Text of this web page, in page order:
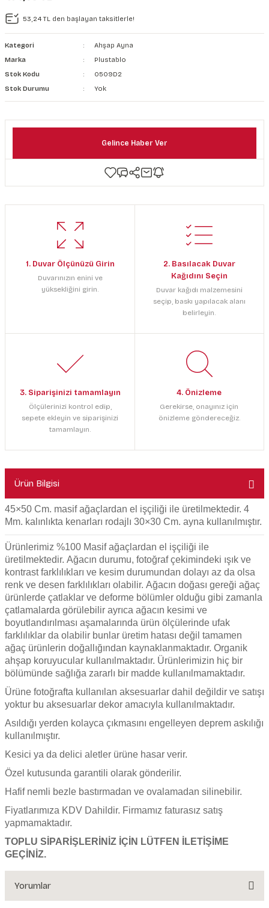
Duvar Kanvası
53,24 TL den başlayan taksitlerle!
Kategori
Ahşap Ayna
Marka
Plustablo
Stok Kodu
0509D2
Stok Durumu
Yok
Gelince Haber Ver
1. Duvar Ölçünüzü Girin
Duvarınızın enini ve
yüksekliğini girin.
2. Basılacak Duvar
Kağıdını Seçin
Duvar kağıdı malzemesini
seçip, baskı yapılacak alanı
belirleyin.
3. Siparişinizi tamamlayın
Ölçülerinizi kontrol edip,
sepete ekleyin ve siparişinizi
tamamlayın.
4. Önizleme
Gerekirse, onayınız için
önizleme göndereceğiz.
Ürün Bilgisi
45×50 Cm. masif ağaçlardan el işçiliği ile üretilmektedir. 4
Mm. kalınlıkta kenarları rodajlı 30×30 Cm. ayna kullanılmıştır.
Ürünlerimiz %100 Masif ağaçlardan el işçiliği ile
üretilmektedir. Ağacın durumu, fotoğraf çekimindeki ışık ve
kontrast farklılıkları ve kesim durumundan dolayı az da olsa
renk ve desen farklılıkları olabilir. Ağacın doğası gereği ağaç
ürünlerde çatlaklar ve deforme bölümler olduğu gibi zamanla
çatlamalarda görülebilir ayrıca ağacın kesimi ve
boyutlandırılması aşamalarında ürün ölçülerinde ufak
farklılıklar da olabilir bunlar üretim hatası değil tamamen
ağaç ürünlerin doğallığından kaynaklanmaktadır. Organik
ahşap koruyucular kullanılmaktadır. Ürünlerimizin hiç bir
bölümünde sağlığa zararlı bir madde kullanılmamaktadır.
Ürüne fotoğrafta kullanılan aksesuarlar dahil değildir ve satışı
yoktur bu aksesuarlar dekor amacıyla kullanılmaktadır.
Asıldığı yerden kolayca çıkmasını engelleyen deprem askılığı
kullanılmıştır.
Kesici ya da delici aletler ürüne hasar verir.
Özel kutusunda garantili olarak gönderilir.
Hafif nemli bezle bastırmadan ve ovalamadan silinebilir.
Fiyatlarımıza KDV Dahildir. Firmamız faturasız satış
yapmamaktadır.
TOPLU SİPARİŞLERİNİZ İÇİN LÜTFEN İLETİŞİME
GEÇİNİZ.
Yorumlar